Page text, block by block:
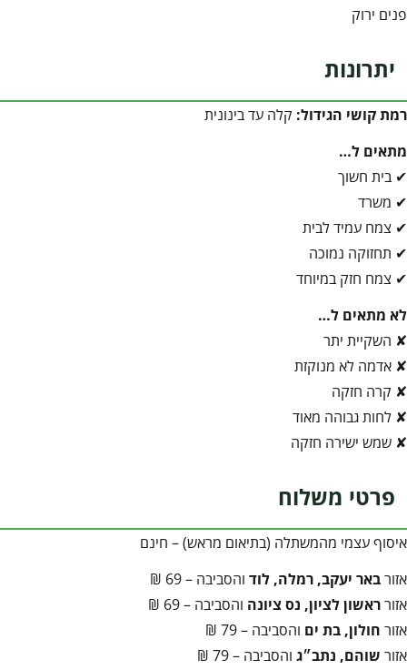
פנים ירוק
יתרונות
רמת קושי הגידול: קלה עד בינונית
מתאים ל…
✔ בית חשוך
✔ משרד
✔ צמח עמיד לבית
✔ תחזוקה נמוכה
✔ צמח חזק במיוחד
לא מתאים ל…
✘ השקיית יתר
✘ אדמה לא מנוקזת
✘ קרה חזקה
✘ לחות גבוהה מאוד
✘ שמש ישירה חזקה
פרטי משלוח
איסוף עצמי מהמשתלה (בתיאום מראש) – חינם
אזורבאר יעקב, רמלה, לוד והסביבה – 69 ₪
אזורראשון לציון, נס ציונה והסביבה – 69 ₪
אזור חולון, בת ים והסביבה – 79 ₪
אזור שוהם, נתב״ג והסביבה – 79 ₪